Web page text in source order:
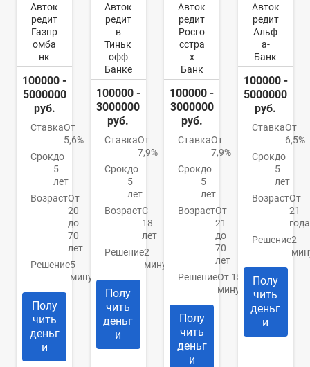
Авток
редит
Газпр
омба
нк
100000 -
5000000
руб.
СтавкаОт
5,6%
Срокдо
5
лет
ВозрастОт
20
до
70
лет
Решение5
минут
Полу
чить
деньг
и
Авток
редит
в
Тиньк
офф
Банке
100000 -
3000000
руб.
СтавкаОт
7,9%
Срокдо
5
лет
ВозрастС
18
лет
Решение2
минуты
Полу
чить
деньг
и
Авток
редит
Росго
сстра
х
Банк
100000 -
3000000
руб.
СтавкаОт
7,9%
Срокдо
5
лет
ВозрастОт
21
до
70
лет
РешениеОт 15
минут
Полу
чить
деньг
и
Авток
редит
Альф
а-
Банк
100000 -
5000000
руб.
СтавкаОт
6,5%
Срокдо
5
лет
ВозрастОт
21
года
Решение2
Полу
чить
деньг
и